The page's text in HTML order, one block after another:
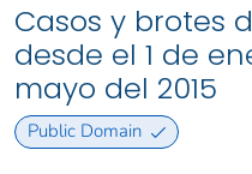
Casos y brotes
desde el 1 de
mayo del 2015
Public Domain